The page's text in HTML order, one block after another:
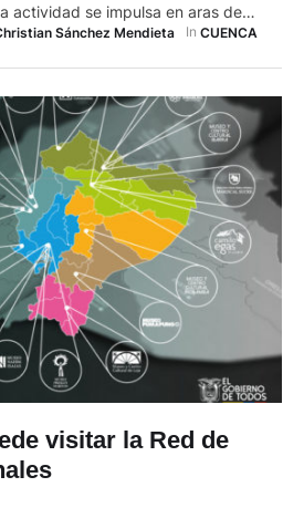
actividad se impulsa en aras de
el sentido estético, la búsqueda
Sánchez Mendieta In CUENCA
visitar la Red de